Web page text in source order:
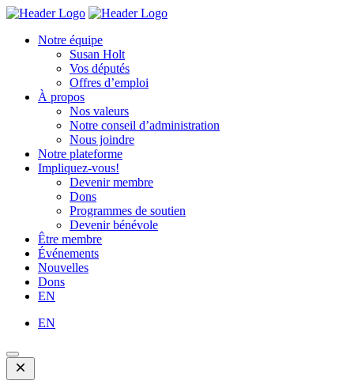
Skip
content
Homepage
Homepage
Notre équipe
Susan Holt
Vos députés
Offres d’emploi
À propos
Nos valeurs
Notre conseil d’administration
Nous joindre
Notre plateforme
Impliquez-vous!
Devenir membre
Dons
Programmes de soutien
Devenir bénévole
Être membre
Événements
Nouvelles
Dons
EN
EN
Open
Mobile
Menu